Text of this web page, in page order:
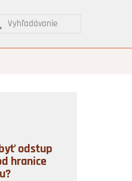
odstup
hranice